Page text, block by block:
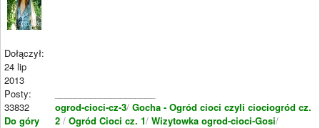
Dołączył:
24 lip
2013
Posty:
33832
Do góry
ogrod-cioci-cz-3/ Gocha - Ogród cioci czyli ciociogród cz.
2 / Ogród Cioci cz. 1/ Wizytowka ogrod-cioci-Gosi/